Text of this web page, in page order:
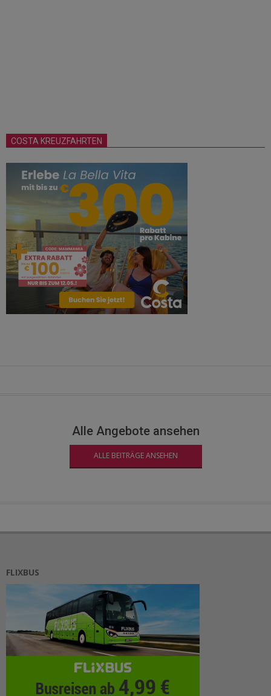
COSTA KREUZFAHRTEN
Alle Angebote ansehen
ALLE BEITRÄGE ANSEHEN
FLIXBUS